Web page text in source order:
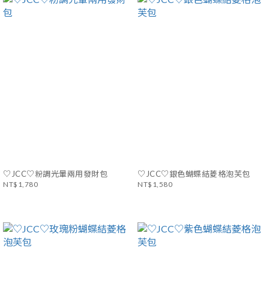
♡JCC♡粉調光暈兩用發財包
NT$1,780
♡JCC♡銀色蝴蝶結菱格泡芙包
NT$1,580